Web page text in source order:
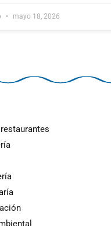
mayo 18, 2026